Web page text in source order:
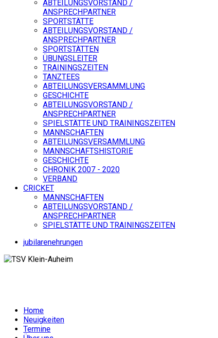
ABTEILUNGSVORSTAND /
ANSPRECHPARTNER
SPORTSTÄTTE
ABTEILUNGSVORSTAND /
ANSPRECHPARTNER
SPORTSTÄTTEN
ÜBUNGSLEITER
TRAININGSZEITEN
TANZTEES
ABTEILUNGSVERSAMMLUNG
GESCHICHTE
ABTEILUNGSVORSTAND /
ANSPRECHPARTNER
SPIELSTÄTTE UND TRAININGSZEITEN
MANNSCHAFTEN
ABTEILUNGSVERSAMMLUNG
MANNSCHAFTSHISTORIE
GESCHICHTE
CHRONIK 2007 - 2020
VERBAND
CRICKET
MANNSCHAFTEN
ABTEILUNGSVORSTAND /
ANSPRECHPARTNER
SPIELSTÄTTE UND TRAININGSZEITEN
jubilarenehrungen
Home
Neuigkeiten
Termine